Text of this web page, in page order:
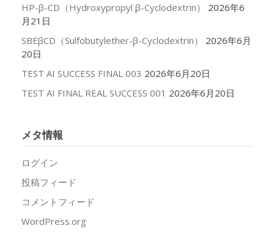
HP-β-CD（Hydroxypropyl β-Cyclodextrin）
2026年6
月21日
SBEβCD（Sulfobutylether-β-Cyclodextrin）
2026年6月
20日
TEST AI SUCCESS FINAL 003 2026年6月20日
TEST AI FINAL REAL SUCCESS 001 2026年6月20日
メタ情報
ログイン
投稿フィード
コメントフィード
WordPress.org